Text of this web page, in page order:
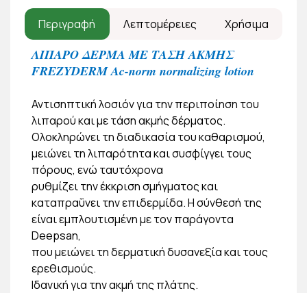
Περιγραφή Λεπτομέρειες Χρήσιμα
ΛΙΠΑΡΟ ΔΕΡΜΑ ΜΕ ΤΑΣΗ ΑΚΜΗΣ
FREZYDERM Ac-norm normalizing lotion
Αντισηπτική λοσιόν για την περιποίηση του
λιπαρού και με τάση ακμής δέρματος.
Ολοκληρώνει τη διαδικασία του καθαρισμού,
μειώνει τη λιπαρότητα και συσφίγγει τους
πόρους, ενώ ταυτόχρονα
ρυθμίζει την έκκριση σμήγματος και
καταπραΰνει την επιδερμίδα. Η σύνθεσή της
είναι εμπλουτισμένη με τον παράγοντα
Deepsan,
που μειώνει τη δερματική δυσανεξία και τους
ερεθισμούς.
Ιδανική για την ακμή της πλάτης.